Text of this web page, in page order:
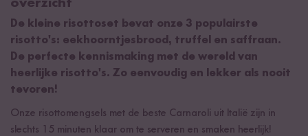
overzicht
De kleine risottoset bevat onze 3 populairste
risotto's: eekhoorntjesbrood, truffel en saffraan.
De perfecte kennismaking met de wereld van
heerlijke risotto's. Zo eenvoudig en lekker als nooit
tevoren!
Onze risottomengsels met de beste Carnaroli uit Italië zijn in
slechts 15 minuten klaar om te serveren en smaken heerlijk!